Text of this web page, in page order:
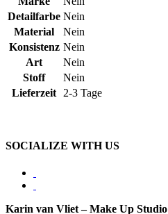
Detailfarbe Nein
Material
Nein
Konsistenz Nein
Art
Nein
Stoff
Nein
Lieferzeit
2-3 Tage
SOCIALIZE WITH US
Karin van Vliet – Make Up Studio